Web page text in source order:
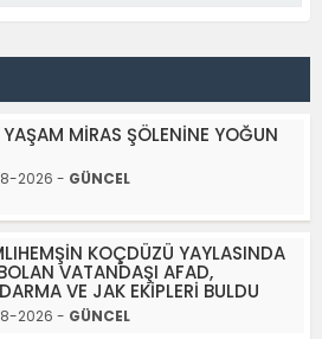
YAŞAM MİRAS ŞÖLENİNE YOĞUN
2026 - GÜNCEL
KOÇDÜZÜ YAYLASINDA
VATANDAŞI AFAD,
VE JAK EKİPLERİ BULDU
2026 - GÜNCEL